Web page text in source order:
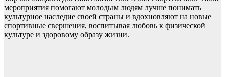
мероприятия помогают молодым людям лучше понимать
культурное наследие своей страны и вдохновляют на новые
спортивные свершения, воспитывая любовь к физической
культуре и здоровому образу жизни.